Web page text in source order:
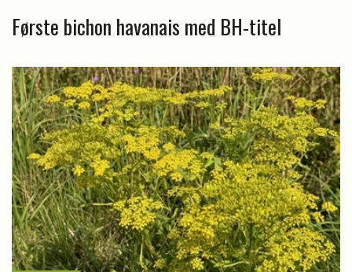
Første bichon havanais med BH-titel